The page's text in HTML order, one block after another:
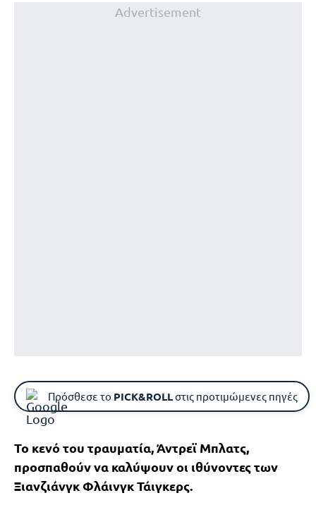
Advertisement
Πρόσθεσε το PICK&ROLLστις προτιμώμενες πηγές
Το κενό του τραυματία, Άντρεϊ Μπλατς,
προσπαθούν να καλύψουν οι ιθύνοντες των
Ξιανζιάνγκ Φλάινγκ Τάιγκερς.